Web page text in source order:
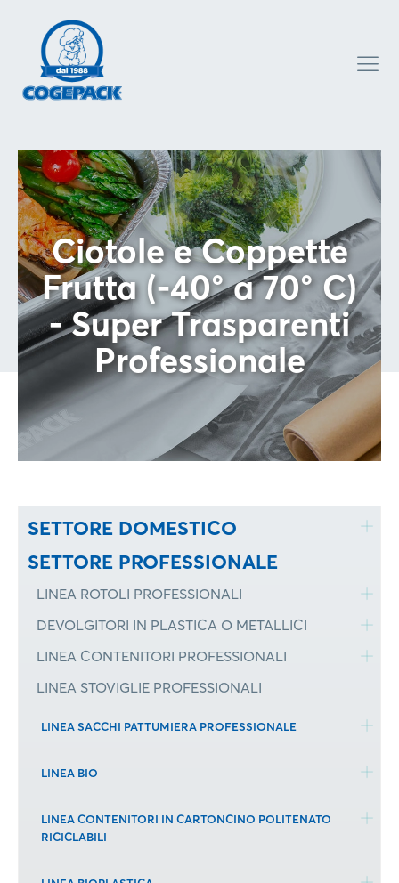
Ciotole e Coppette
Frutta (-40° a 70° C)
- Super Trasparenti
Professionale
SETTORE DOMESTICO
SETTORE PROFESSIONALE
LINEA ROTOLI PROFESSIONALI
DEVOLGITORI IN PLASTICA O METALLICI
LINEA CONTENITORI PROFESSIONALI
LINEA STOVIGLIE PROFESSIONALI
LINEA SACCHI PATTUMIERA PROFESSIONALE
LINEA BIO
LINEA CONTENITORI IN CARTONCINO POLITENATO
RICICLABILI